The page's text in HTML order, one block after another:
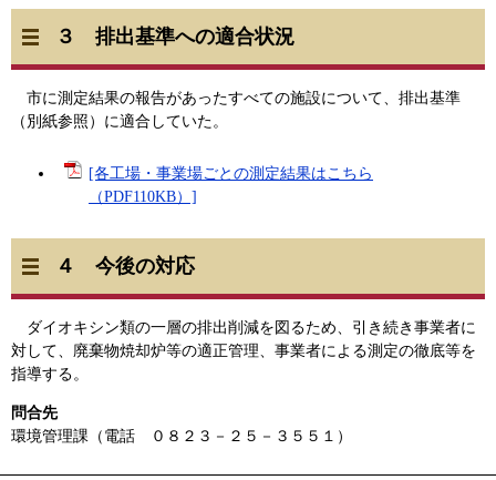
３ 排出基準への適合状況
市に測定結果の報告があったすべての施設について、排出基準
（別紙参照）に適合していた。
[各工場・事業場ごとの測定結果はこちら
（PDF110KB）]
４ 今後の対応
ダイオキシン類の一層の排出削減を図るため、引き続き事業者に
対して、廃棄物焼却炉等の適正管理、事業者による測定の徹底等を
指導する。
問合先
環境管理課（電話 ０８２３－２５－３５５１）